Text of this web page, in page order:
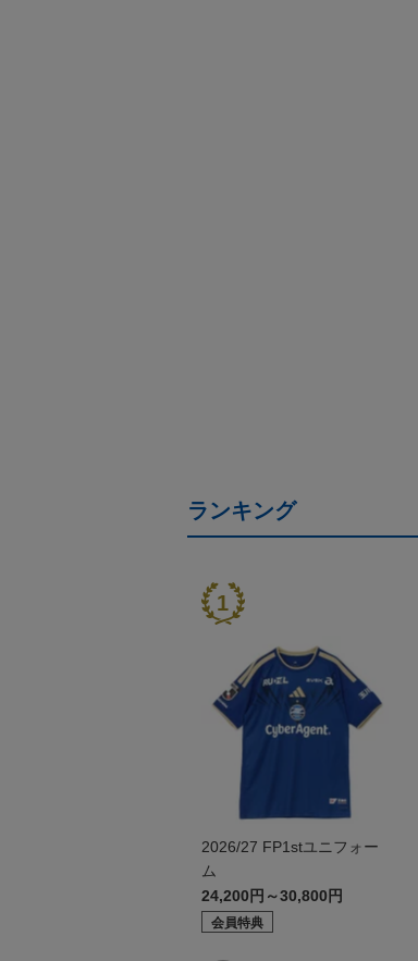
ランキング
2026/27 FP1stユニフォー
ム
24,200円～30,800円
会員特典